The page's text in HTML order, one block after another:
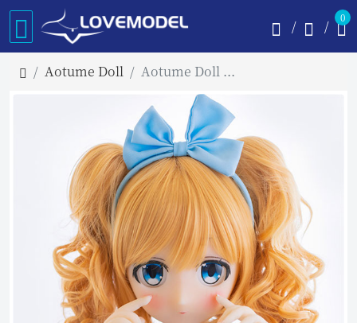
0
Aotume Doll Aotume Doll 135cm AAカップ（細身タイプ）#24 TPE製ラブドール